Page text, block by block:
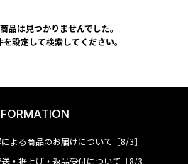
品は見つかりませんでした。
を設定して検索してください。
よる商品のお届けについて［8/3］
・裾上げ・返品受付について［8/3］